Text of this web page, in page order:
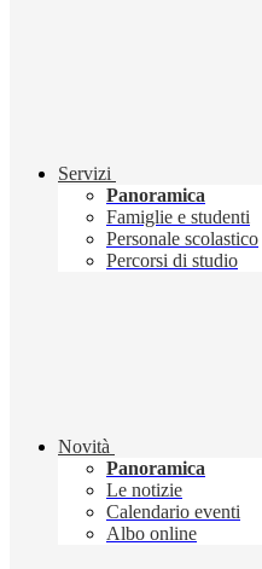
Servizi
Panoramica
Famiglie e studenti
Personale scolastico
Percorsi di studio
Novità
Panoramica
Le notizie
Calendario eventi
Albo online